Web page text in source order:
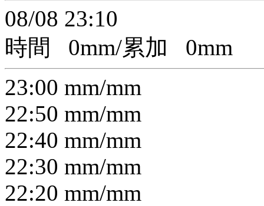
08/08 23:10
時間
0mm/累加 0mm
23:00 mm/mm
22:50 mm/mm
22:40 mm/mm
22:30 mm/mm
22:20 mm/mm